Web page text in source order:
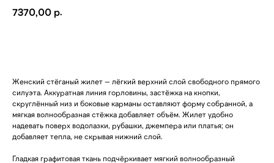
7370,00 р.
Женский стёганый жилет — лёгкий верхний слой свободного прямого
силуэта. Аккуратная линия горловины, застёжка на кнопки,
скруглённый низ и боковые карманы оставляют форму собранной, а
мягкая волнообразная стёжка добавляет объём. Жилет удобно
надевать поверх водолазки, рубашки, джемпера или платья; он
добавляет тепла, не скрывая нижний слой.
Гладкая графитовая ткань подчёркивает мягкий волнообразный